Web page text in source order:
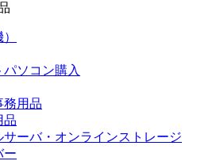
ソコン購入
務用品
品
ーバ・オンラインストレージ
ー